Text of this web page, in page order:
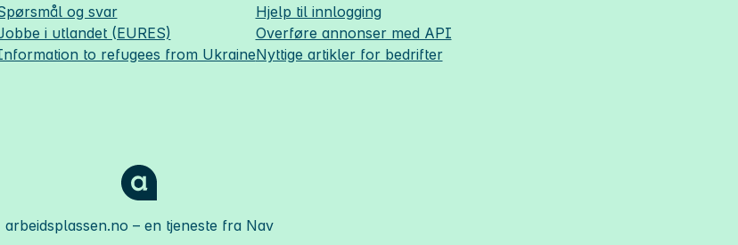
og svar
i utlandet (EURES)
to refugees from Ukraine
Hjelp til innlogging
Overføre annonser med API
Nyttige artikler for bedrifter
arbeidsplassen.no – en tjeneste fra Nav